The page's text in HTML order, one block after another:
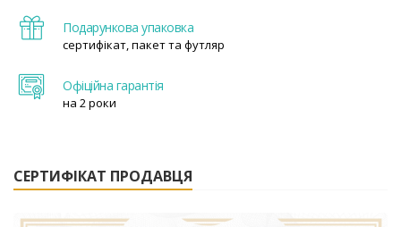
Подарункова упаковка
сертифікат, пакет та футляр
Офіційна гарантія
на 2 роки
СЕРТИФІКАТ ПРОДАВЦЯ